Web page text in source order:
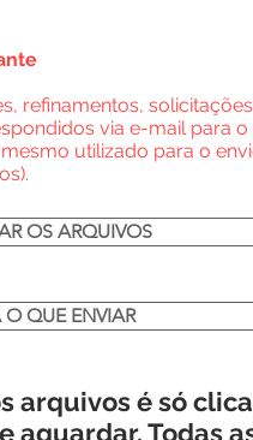
refinamentos,
via e-mail para o
utilizado para o
OS ARQUIVOS
QUE ENVIAR
arquivos é só
aguardar. Todas